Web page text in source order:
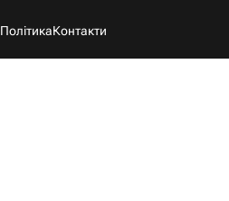
ПолітикаКонтакти